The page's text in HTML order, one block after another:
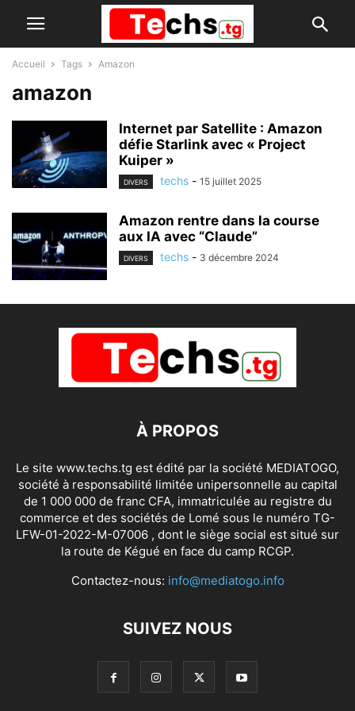
Accueil Tags Amazon
amazon
Internet par Satellite : Amazon
défie Starlink avec « Project
Kuiper »
DIVERS techs - 15 juillet 2025
Amazon rentre dans la course
aux IA avec “Claude”
DIVERS techs - 3 décembre 2024
À PROPOS
Le site www.techs.tg est édité par la société MEDIATOGO,
société à responsabilité limitée unipersonnelle au capital
de 1 000 000 de franc CFA, immatriculée au registre du
commerce et des sociétés de Lomé sous le numéro TG-
LFW-01-2022-M-07006 , dont le siège social est situé sur
la route de Kégué en face du camp RCGP.
Contactez-nous: info@mediatogo.info
SUIVEZ NOUS